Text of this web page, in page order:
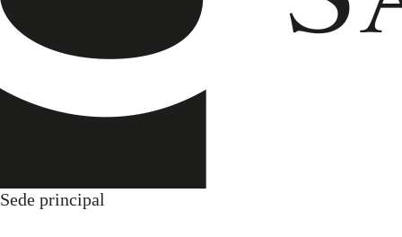
Sede principal